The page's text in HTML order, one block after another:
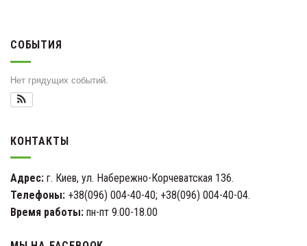
СОБЫТИЯ
Нет грядущих событий.
КОНТАКТЫ
Адрес: г. Киев, ул. Набережно-Корчеватская 136.
Телефоны: +38(096) 004-40-40; +38(096) 004-40-04.
Время работы: пн-пт 9.00-18.00